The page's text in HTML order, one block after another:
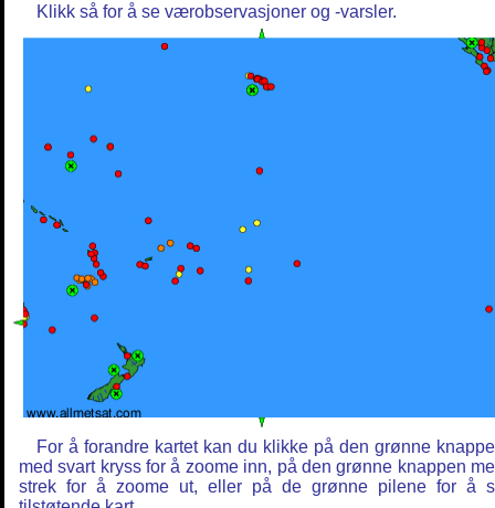
Klikk så for å se værobservasjoner og -varsler.
For å forandre kartet kan du klikke på den grønne
med svart kryss for å zoome inn, på den grønne knappen
strek for å zoome ut, eller på de grønne pilene for å